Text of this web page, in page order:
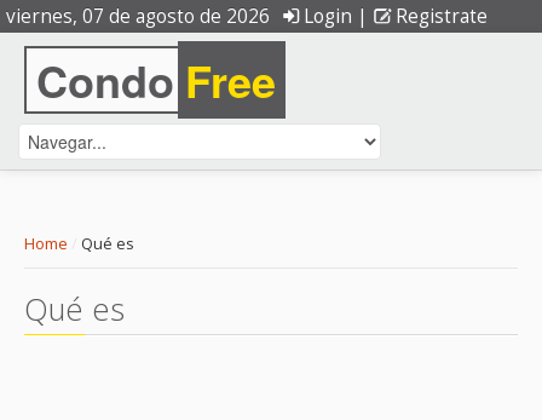
viernes, 07 de agosto de 2026 Login | Registrate
Condo Free
Home Qué es
Qué es